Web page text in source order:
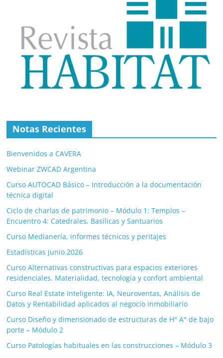
Notas Recientes
Bienvenidos a CAVERA
Webinar ZWCAD Argentina
Curso AUTOCAD Básico – Introducción a la documentación
técnica digital
Ciclo de charlas de patrimonio – Módulo 1: Templos –
Encuentro 4: Catedrales, Basílicas y Santuarios
Curso Medianería, informes técnicos y peritajes
Estadísticas junio.2026
Curso Alternativas constructivas para espacios exteriores
residenciales. Materialidad, tecnología y confort ambiental
Curso Real Estate Inteligente: IA, Neuroventas, Análisis de
Datos y Rentabilidad aplicados al negocio inmobiliario
Curso Diseño y dimensionado de estructuras de H° A° de bajo
porte – Módulo 2
Curso Patologías habituales en las construcciones – Módulo 3